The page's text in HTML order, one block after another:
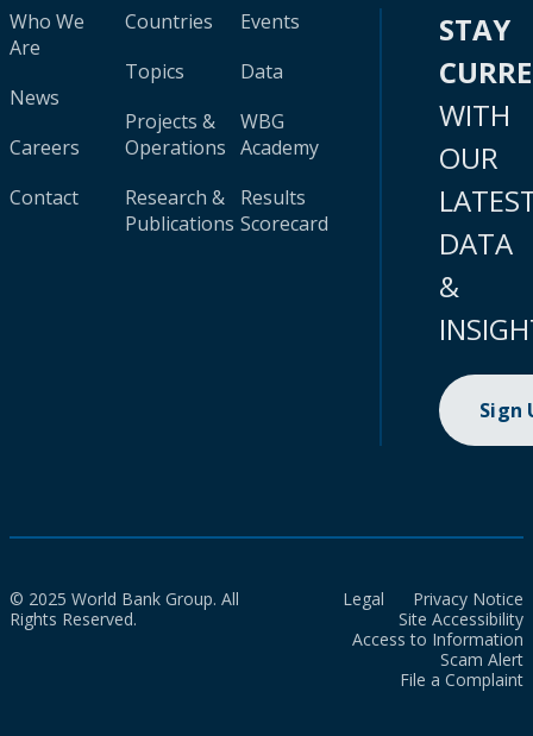
Who We
Are
News
Careers
Contact
Countries
Topics
Projects &
Operations
Research &
Publications
Events
Data
WBG
Academy
Results
Scorecard
STAY
WITH
OUR
DATA
&
Sign
© 2025 World Bank Group. All
Rights Reserved.
Legal
Privacy Notice
Site Accessibility
Access to Information
Scam Alert
File a Complaint